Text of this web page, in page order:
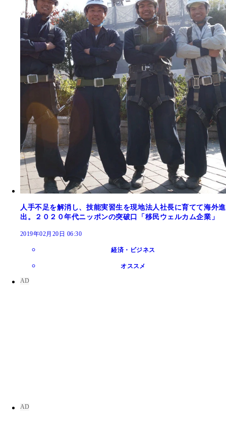
人手不足を解消し、技能実習生を現地法人社長に育てて海外進
出。２０２０年代ニッポンの突破口「移民ウェルカム企業」
2019年02月20日 06:30
経済・ビジネス
オススメ